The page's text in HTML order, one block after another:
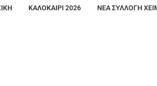
ΚΑΛΟΚΑΙΡΙ 2026 ΝΕΑ ΣΥΛΛΟΓΗ